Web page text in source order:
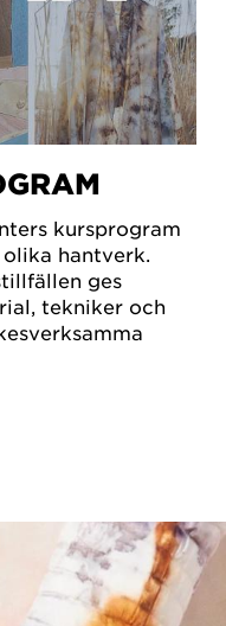
kursprogram
hantverk.
ges
tekniker och